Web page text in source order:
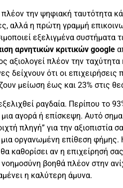
την ψηφιακή ταυτότητα
αλλά η πρώτη γραμμή
εξελιγμένα συστήματα
αρνητικών κριτικών google
αξιολογεί πλέον την
δείχνουν ότι οι
μείωση έως και 23% στις
ραγδαία. Περίπου το
αγορά ή επίσκεψη. Αυτό
πληγή” για την αξιοπιστία
οργανωμένη επίθεση φήμης.
καθορίσει αν η επιχείρησή
βοηθά πλέον στην
η καλύτερη άμυνα.